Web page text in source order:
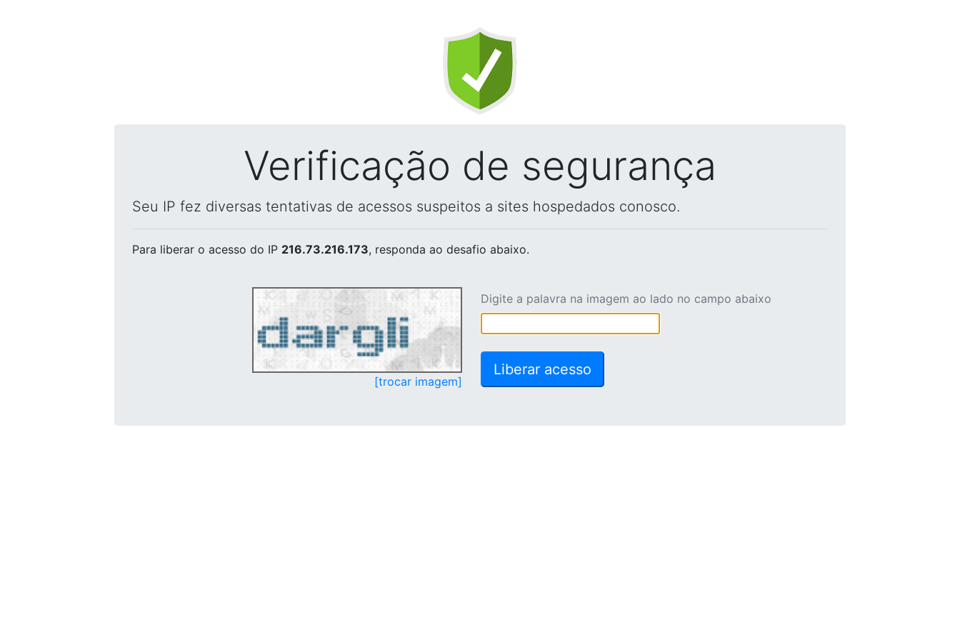
Verificação de segurança
Seu IP fez diversas tentativas de acessos suspeitos a sites hospedados conosco.
Para liberar o acesso do IP 216.73.216.173, responda ao desafio abaixo.
[trocar imagem]
Digite a palavra na imagem ao lado no campo abaixo